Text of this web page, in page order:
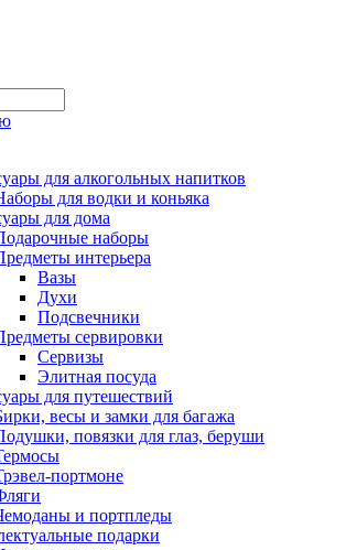
для алкогольных напитков
для водки и коньяка
для дома
наборы
интерьера
Вазы
Духи
Подсвечники
сервировки
Сервизы
Элитная посуда
для путешествий
весы и замки для багажа
повязки для глаз, беруши
портмоне
и портпледы
подарки